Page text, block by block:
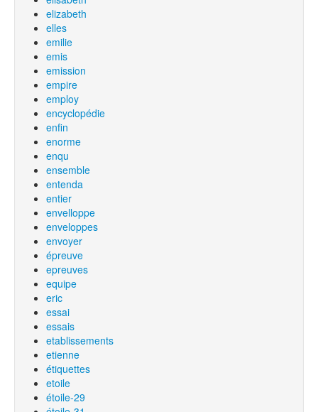
elizabeth
elles
emilie
emis
emission
empire
employ
encyclopédie
enfin
enorme
enqu
ensemble
entenda
entier
envelloppe
enveloppes
envoyer
épreuve
epreuves
equipe
eric
essai
essais
etablissements
etienne
étiquettes
etoile
étoile-29